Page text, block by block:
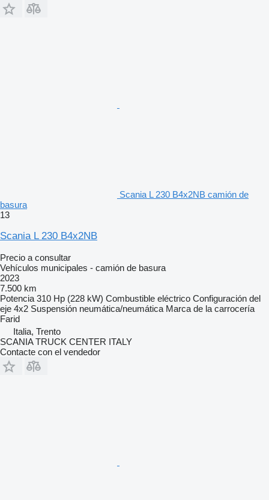
Scania L 230 B4x2NB camión de
basura
13
Scania L 230 B4x2NB
Precio a consultar
Vehículos municipales - camión de basura
2023
7.500 km
Potencia 310 Hp (228 kW) Combustible eléctrico Configuración del
eje 4x2 Suspensión neumática/neumática Marca de la carrocería
Farid
Italia, Trento
SCANIA TRUCK CENTER ITALY
Contacte con el vendedor